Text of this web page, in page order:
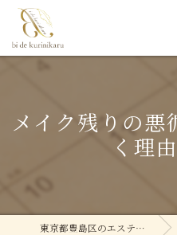
メイク残りの悪
く理
東京都豊島区のエステなら美deクリニカル